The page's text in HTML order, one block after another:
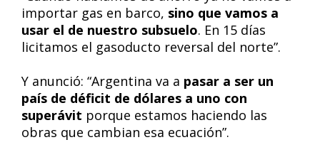
importar gas en barco, sino que vamos a
usar el de nuestro subsuelo. En 15 días
licitamos el gasoducto reversal del norte”.
Y anunció: “Argentina va a pasar a ser un
país de déficit de dólares a uno con
superávit porque estamos haciendo las
obras que cambian esa ecuación”.